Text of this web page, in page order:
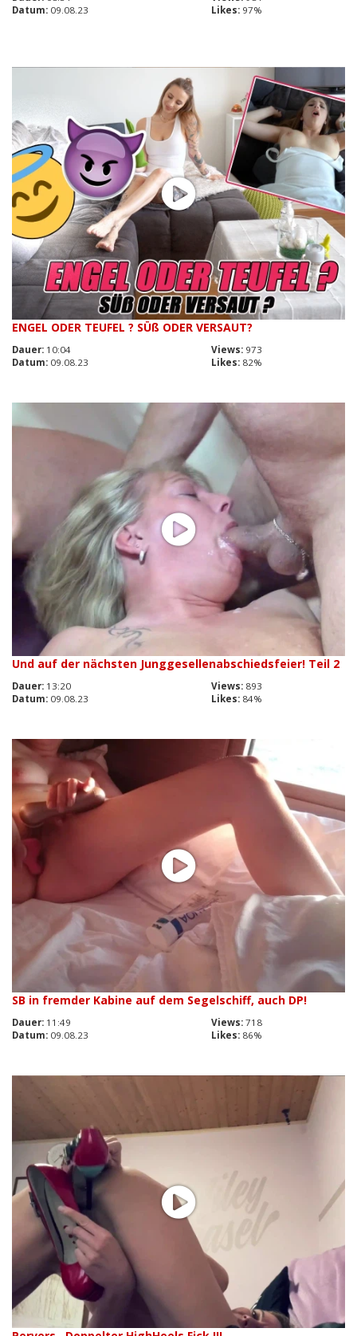
Datum: 09.08.23 Likes: 97%
ENGEL ODER TEUFEL ? SÜß ODER VERSAUT?
Dauer: 10:04 Views: 973
Datum: 09.08.23 Likes: 82%
Und auf der nächsten Junggesellenabschiedsfeier! Teil 2
Dauer: 13:20 Views: 893
Datum: 09.08.23 Likes: 84%
SB in fremder Kabine auf dem Segelschiff, auch DP!
Dauer: 11:49 Views: 718
Datum: 09.08.23 Likes: 86%